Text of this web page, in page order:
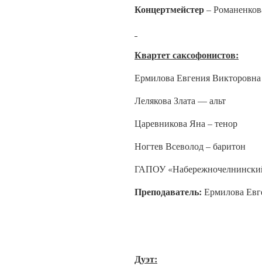
Концертмейстер–
Квартет саксофонистов:
Ермилова Евгения
Лелякова Злата — альт
Царевникова Яна – тенор
Ногтев Всеволод – баритон
ГАПОУ
Преподаватель: Ермилова
Дуэт: